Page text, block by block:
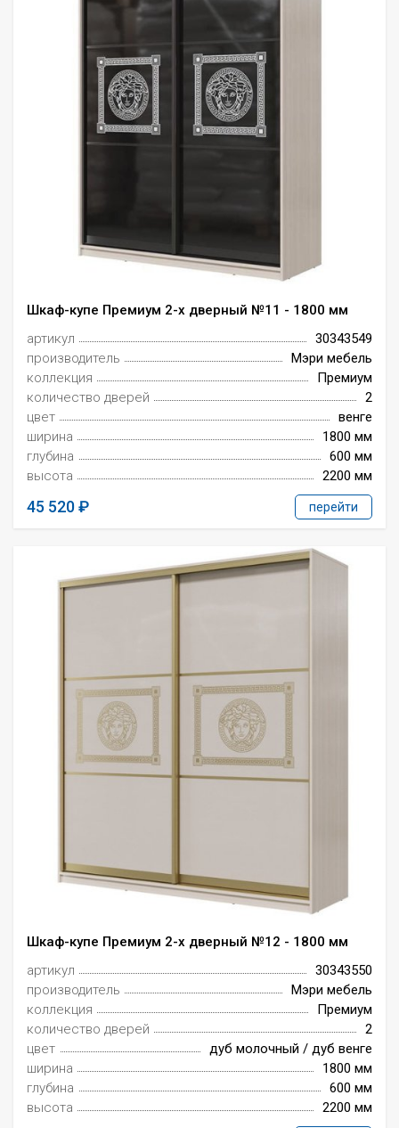
Шкаф-купе Премиум 2-х дверный №11 - 1800 мм
артикул
30343549
производитель
Мэри мебель
коллекция
Премиум
количество дверей
2
цвет
венге
ширина
1800 мм
глубина
600 мм
высота
2200 мм
45 520 перейти
Шкаф-купе Премиум 2-х дверный №12 - 1800 мм
артикул
30343550
производитель
Мэри мебель
коллекция
Премиум
количество дверей
2
цвет
дуб молочный / дуб венге
ширина
1800 мм
глубина
600 мм
высота
2200 мм